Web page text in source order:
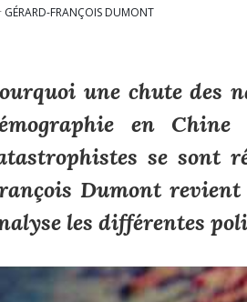
GÉRARD-FRANÇOIS DUMONT
une chute des
en
se sont
Dumont revient
les différentes